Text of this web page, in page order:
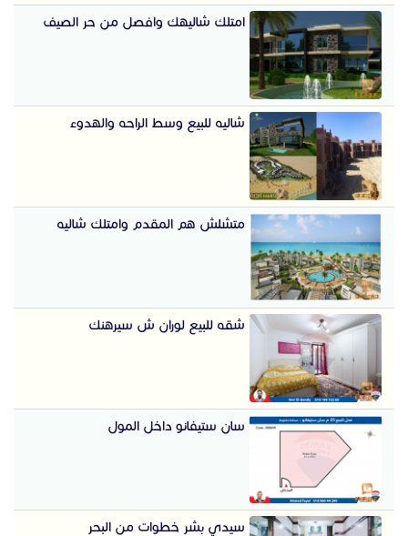
امتلك شاليهك وافصل من حر الصيف
شاليه للبيع وسط الراحه والهدوء
متشلش هم المقدم وامتلك شاليه
شقه للبيع لوران ش سيرهنك
سان ستيفانو داخل المول
سيدي بشر خطوات من البحر